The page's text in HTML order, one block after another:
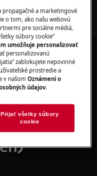
pre
pracie
propagačné a marketingové
o tom, ako našu webovú
pre sociálne médiá,
súbory cookie“
umožňuje personalizovať
personalizovanú
zablokujete nepovinné
prostredie a
v našomOznámení o
údajov.
Prijať všetky súbory
cookie